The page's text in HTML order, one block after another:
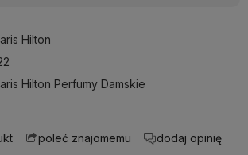
Hilton
Hilton Perfumy Damskie
poleć znajomemu dodaj opinię